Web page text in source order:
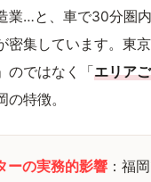
業…と、車で30分圏
密集しています。東
のではなく「エリア
の特徴。
ーの実務的影響 ：福